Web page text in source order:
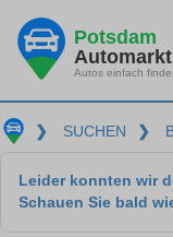
Potsdam
Automarkt
Autos einfach
❯ SUCHEN ❯
Leider konnten wir
Schauen Sie bald